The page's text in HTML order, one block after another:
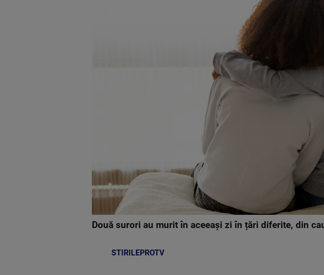
Două surori au murit în aceeași zi în țări diferite, din
STIRILEPROTV